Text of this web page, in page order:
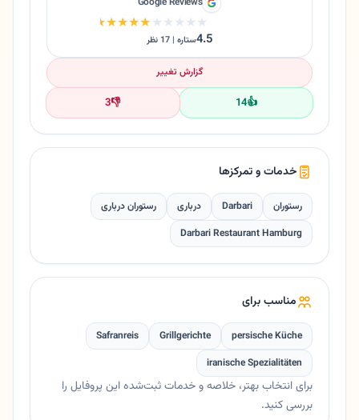
★★★★★
★★★★★
4.5ستاره | 17 نظر
گزارش تغییر
👍
14
👎
3
خدمات و تمرکزها
رستوران Darbari درباری
رستوران درباری
Darbari Restaurant Hamburg
مناسب برای
persische Küche
Grillgerichte
Safranreis
iranische Spezialitäten
برای انتخاب بهتر، خلاصه و خدمات ثبت‌شده این پروفایل را
بررسی کنید.